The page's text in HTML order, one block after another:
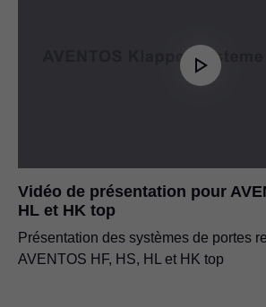
Vidéo de présentation pour
HL et HK top
Présentation des systèmes de portes
AVENTOS HF, HS, HL et HK top